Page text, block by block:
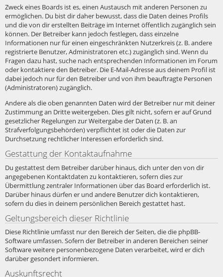
Zweck eines Boards ist es, einen Austausch mit anderen Personen zu
ermöglichen. Du bist dir daher bewusst, dass die Daten deines Profils
und die von dir erstellten Beiträge im Internet öffentlich zugänglich sein
können. Der Betreiber kann jedoch festlegen, dass einzelne
Informationen nur für einen eingeschränkten Nutzerkreis (z. B. andere
registrierte Benutzer, Administratoren etc.) zugänglich sind. Wenn du
Fragen dazu hast, suche nach entsprechenden Informationen im Forum
oder kontaktiere den Betreiber. Die E-Mail-Adresse aus deinem Profil ist
dabei jedoch nur für den Betreiber und von ihm beauftragte Personen
(Administratoren) zugänglich.
Andere als die oben genannten Daten wird der Betreiber nur mit deiner
Zustimmung an Dritte weitergeben. Dies gilt nicht, sofern er auf Grund
gesetzlicher Regelungen zur Weitergabe der Daten (z. B. an
Strafverfolgungsbehörden) verpflichtet ist oder die Daten zur
Durchsetzung rechtlicher Interessen erforderlich sind.
Gestattung der Kontaktaufnahme
Du gestattest dem Betreiber darüber hinaus, dich unter den von dir
angegebenen Kontaktdaten zu kontaktieren, sofern dies zur
Übermittlung zentraler Informationen über das Board erforderlich ist.
Darüber hinaus dürfen er und andere Benutzer dich kontaktieren,
sofern du dies in deinem persönlichen Bereich gestattet hast.
Geltungsbereich dieser Richtlinie
Diese Richtlinie umfasst nur den Bereich der Seiten, die die phpBB-
Software umfassen. Sofern der Betreiber in anderen Bereichen seiner
Software weitere personenbezogene Daten verarbeitet, wird er dich
darüber gesondert informieren.
Auskunftsrecht